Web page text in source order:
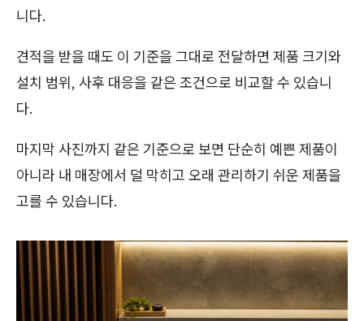
니다.
견적을 받을 때도 이 기준을 그대로 전달하면 제품 크기와
설치 범위, 사후 대응을 같은 조건으로 비교할 수 있습니
다.
마지막 사진까지 같은 기준으로 보면 단순히 예쁜 제품이
아니라 내 매장에서 덜 막히고 오래 관리하기 쉬운 제품을
고를 수 있습니다.